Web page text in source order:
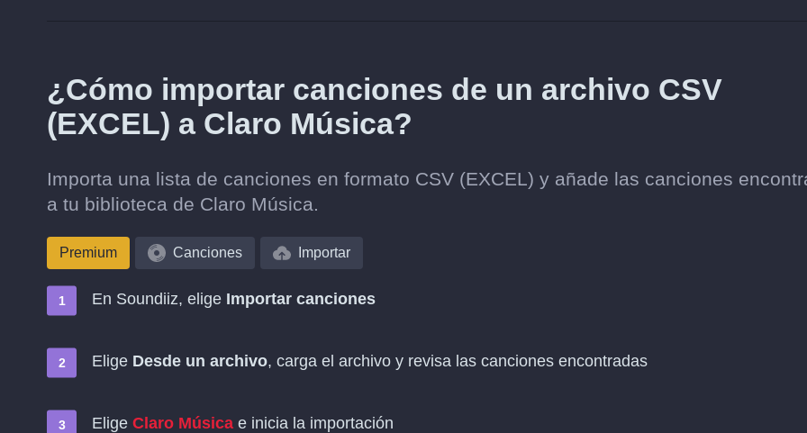
¿Cómo importar canciones de un archivo CSV
(EXCEL) a Claro Música?
Importa una lista de canciones en formato CSV (EXCEL) y añade las canciones
a tu biblioteca de Claro Música.
Premium Canciones Importar
En Soundiiz, elige Importar canciones
Elige Desde un archivo, carga el archivo y revisa las canciones encontradas
Elige Claro Música e inicia la importación